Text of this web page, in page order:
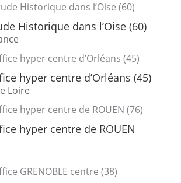
Historique dans l’Oise (60)
hyper centre d’Orléans (45)
Loire
hyper centre de ROUEN